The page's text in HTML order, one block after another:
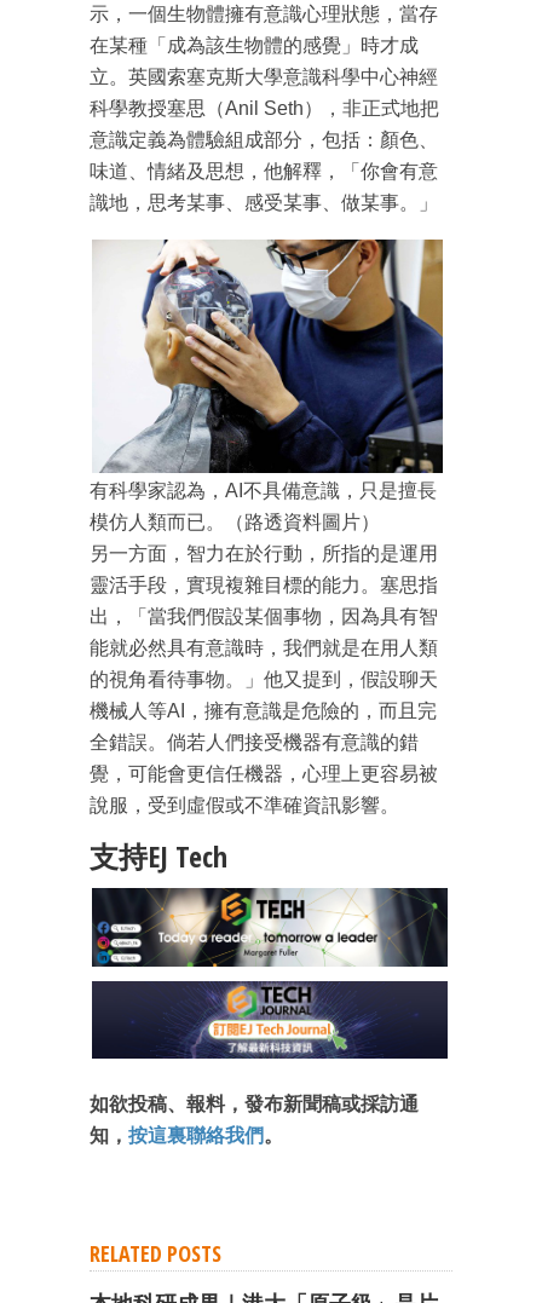
示，一個生物體擁有意識心理狀態，當存
在某種「成為該生物體的感覺」時才成
立。英國索塞克斯大學意識科學中心神經
科學教授塞思（Anil Seth），非正式地把
意識定義為體驗組成部分，包括：顏色、
味道、情緒及思想，他解釋，「你會有意
識地，思考某事、感受某事、做某事。」
有科學家認為，AI不具備意識，只是擅長
模仿人類而已。（路透資料圖片）
另一方面，智力在於行動，所指的是運用
靈活手段，實現複雜目標的能力。塞思指
出，「當我們假設某個事物，因為具有智
能就必然具有意識時，我們就是在用人類
的視角看待事物。」他又提到，假設聊天
機械人等AI，擁有意識是危險的，而且完
全錯誤。倘若人們接受機器有意識的錯
覺，可能會更信任機器，心理上更容易被
說服，受到虛假或不準確資訊影響。
支持EJ Tech
如欲投稿、報料，發布新聞稿或採訪通
知， 按這裏聯絡我們。
RELATED POSTS
成為 EJ Tech 會員
箱！